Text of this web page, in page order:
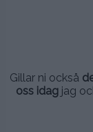
Gillar ni också
oss idagjag